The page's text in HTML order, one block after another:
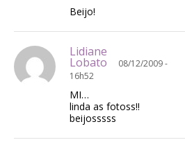
Beijo!
Lidiane
Lobato
08/12/2009 -
16h52
MI…
linda as fotoss!!
beijosssss